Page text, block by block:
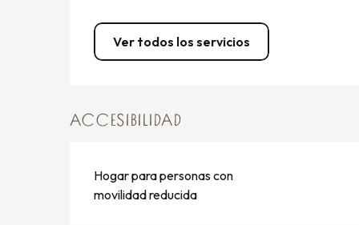
Ver todos los servicios
ACCESIBILIDAD
Hogar para personas con
movilidad reducida